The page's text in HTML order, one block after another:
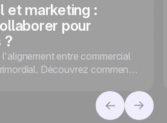
et marketing :
pour
?
entre commercial
Découvrez comment